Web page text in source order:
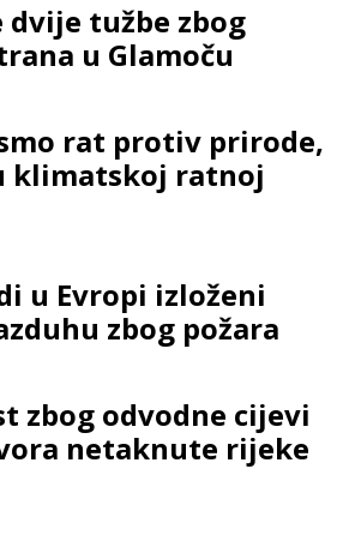
dvije tužbe zbog
u Glamoču
rat protiv prirode,
klimatskoj ratnoj
u Evropi izloženi
zbog požara
zbog odvodne cijevi
netaknute rijeke